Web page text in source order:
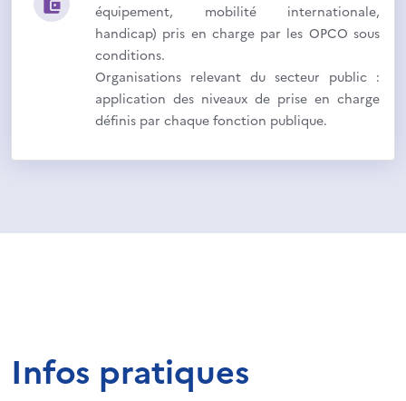
équipement, mobilité internationale,
handicap) pris en charge par les OPCO sous
conditions.
Organisations relevant du secteur public :
application des niveaux de prise en charge
définis par chaque fonction publique.
Infos pratiques